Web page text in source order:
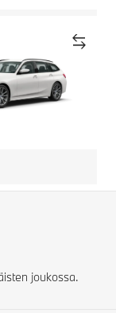
joukossa.